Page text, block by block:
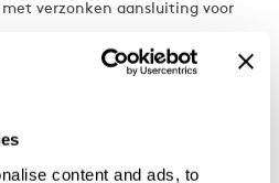
content and ads, to
verzonken aansluiting voor